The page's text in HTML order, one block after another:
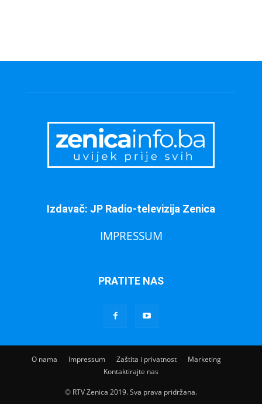
Izdavač: JP Radio-televizija Zenica
IMPRESSUM
PRATITE NAS
O nama Impressum Zaštita i privatnost
Marketing
Kontaktirajte nas
© RTV Zenica 2019. Sva prava pridržana.